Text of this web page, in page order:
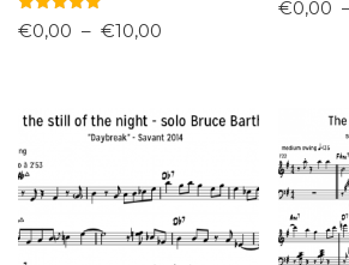
Note
5.00
€0,00 – €10,00
€0,00